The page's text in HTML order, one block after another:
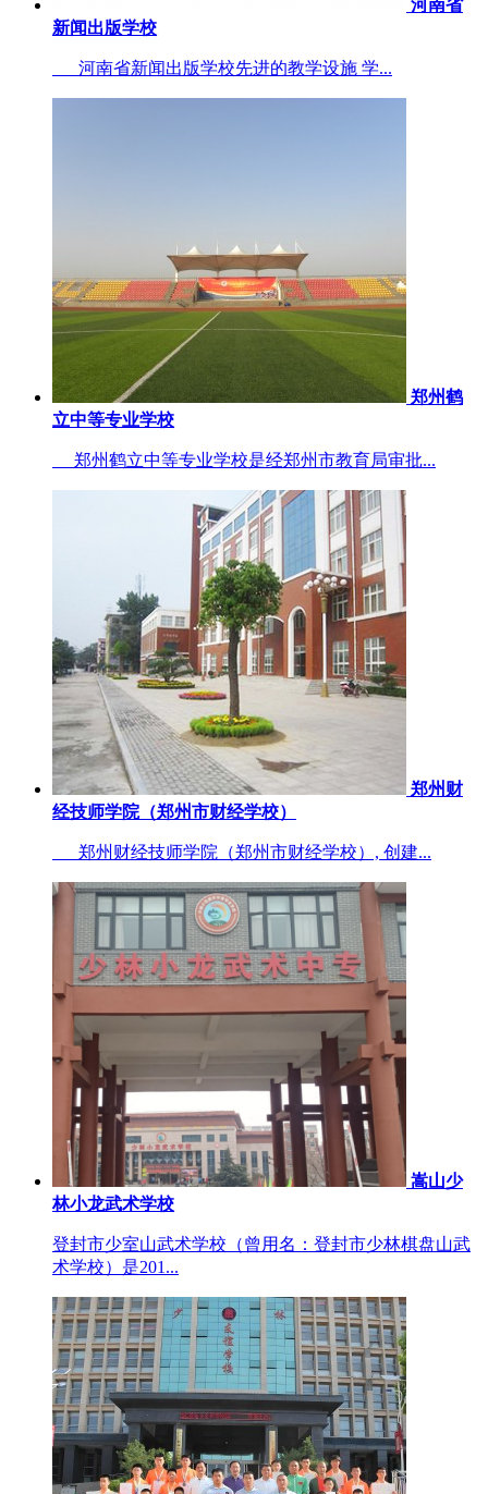
河南省
新闻出版学校
河南省新闻出版学校先进的教学设施 学...
郑州鹤
立中等专业学校
郑州鹤立中等专业学校是经郑州市教育局审批...
郑州财
经技师学院（郑州市财经学校）
郑州财经技师学院（郑州市财经学校）, 创建...
嵩山少
林小龙武术学校
登封市少室山武术学校（曾用名：登封市少林棋盘山武
术学校）是201...